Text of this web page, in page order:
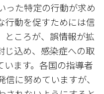
った特定の行動が求め
行動を促すためには信
ところが、誤情報が拡
じ込め、感染症への取
います。各国の指導者
に努めていますが、